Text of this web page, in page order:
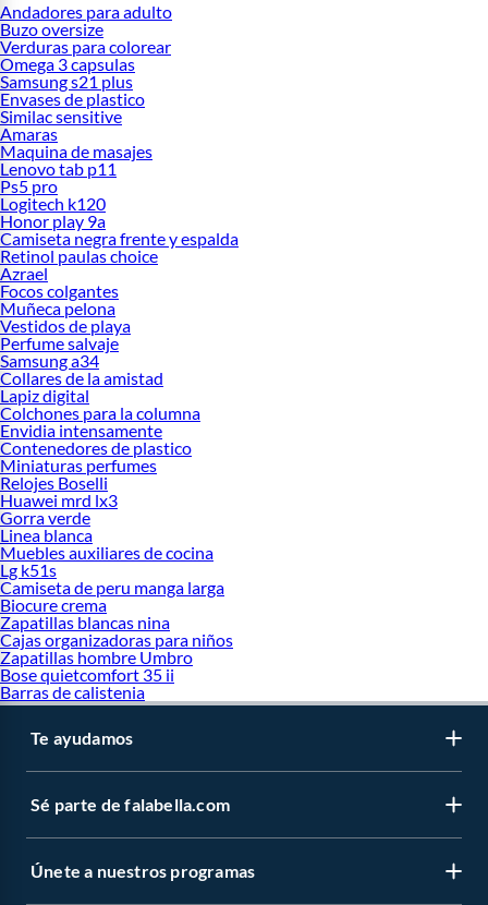
Andadores para adulto
Buzo oversize
Verduras para colorear
Omega 3 capsulas
Samsung s21 plus
Envases de plastico
Similac sensitive
Amaras
Maquina de masajes
Lenovo tab p11
Ps5 pro
Logitech k120
Honor play 9a
Camiseta negra frente y espalda
Retinol paulas choice
Azrael
Focos colgantes
Muñeca pelona
Vestidos de playa
Perfume salvaje
Samsung a34
Collares de la amistad
Lapiz digital
Colchones para la columna
Envidia intensamente
Contenedores de plastico
Miniaturas perfumes
Relojes Boselli
Huawei mrd lx3
Gorra verde
Linea blanca
Muebles auxiliares de cocina
Lg k51s
Camiseta de peru manga larga
Biocure crema
Zapatillas blancas nina
Cajas organizadoras para niños
Zapatillas hombre Umbro
Bose quietcomfort 35 ii
Barras de calistenia
Te ayudamos
Sé parte de falabella.com
Únete a nuestros programas